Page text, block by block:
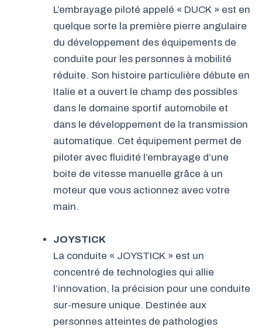
L’embrayage piloté appelé « DUCK » est en
quelque sorte la première pierre angulaire
du développement des équipements de
conduite pour les personnes à mobilité
réduite. Son histoire particulière débute en
Italie et a ouvert le champ des possibles
dans le domaine sportif automobile et
dans le développement de la transmission
automatique. Cet équipement permet de
piloter avec fluidité l’embrayage d’une
boite de vitesse manuelle grâce à un
moteur que vous actionnez avec votre
main.
JOYSTICK
La conduite « JOYSTICK » est un
concentré de technologies qui allie
l’innovation, la précision pour une conduite
sur-mesure unique. Destinée aux
personnes atteintes de pathologies